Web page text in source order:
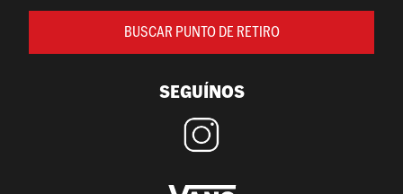
BUSCAR PUNTO DE RETIRO
SEGUÍNOS